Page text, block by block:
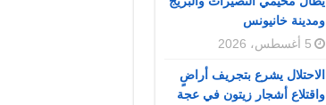
ومدينة خانيونس
5 أغسطس، 2026
الاحتلال يشرع بتجريف أراضٍ
واقتلاع أشجار زيتون في عجة